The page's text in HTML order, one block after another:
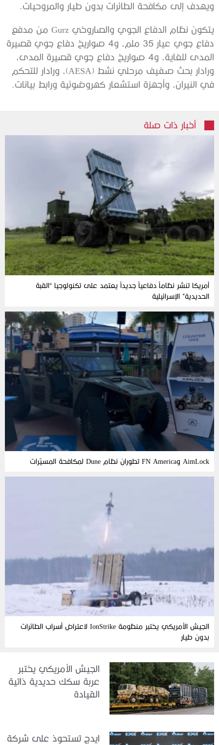
ويهدف إلى مكافحة الطائرات بدون طيار والمروحيات.
يتكون نظام الدفاع الجوي والصاروخي Gurz من مدفع
دفاع جوي عيار 35 ملم، و4 صواريخ دفاع جوي قصيرة
المدى للغاية، و4 صواريخ دفاع جوي قصيرة المدى،
ورادار بحث صفيف مرحلي نشط (AESA)، ورادار للتحكم
في النيران، وأجهزة استشعار كهروضوئية ورابط بيانات.
أخبار ذات صلة
أمريكا تنشر نظاماً دفاعياً جديداً يعتمد على تكنولوجيا “القبة
الحديدية” الإسرائيلية
AimLock وFN America تطوران نظام Dune لمكافحة المسيّرات
الجيش الأمريكي يختبر منظومة IonStrike لاعتراض أسراب الطائرات
بدون طيار
الجيش الأمريكي يختبر
عربة سكك حديدية ذاتية
القيادة
ايدج تستحوذ على شركة